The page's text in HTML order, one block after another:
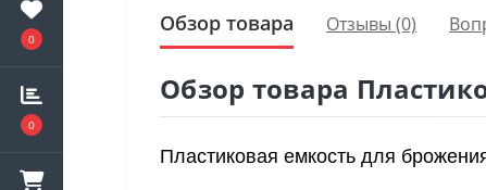
0
0
Обзор товара Отзывы (0)
Обзор товара
Пластиковая емкость для